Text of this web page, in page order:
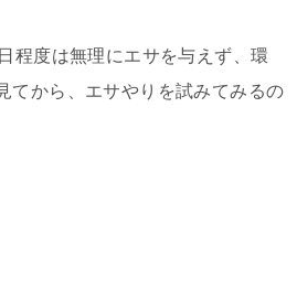
程度は無理にエサを与えず、環
てから、エサやりを試みてみるの